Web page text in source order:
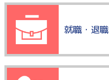
就職・退職